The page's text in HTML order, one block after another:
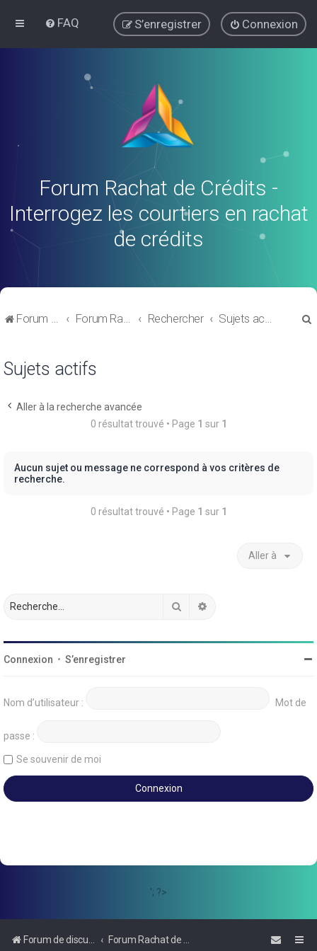
FAQ Connexion
S’enregistrer
Forum Rachat de Crédits -
Interrogez les courtiers en rachat
de crédits
Forum de discussions sur le Regroupement de Crédits et le Rachat de Crédits Forum Rachat de Crédits Rechercher Sujets actifs
Sujets actifs
Aller à la recherche avancée
0 résultat trouvé • Page 1 sur 1
Aucun sujet ou message ne correspond à vos critères de
recherche.
0 résultat trouvé • Page 1 sur 1
Aller à
Rechercher
Connexion • S’enregistrer
Nom d’utilisateur : Mot de
passe :
Se souvenir de moi
'; ?>
Forum de discussions sur le Regroupement de Crédits et le Rachat de Crédits